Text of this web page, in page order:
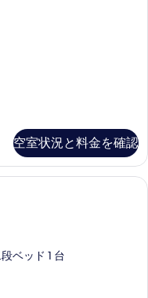
空室状況と料金を確認
ベッドルーム、防音設備、WiFi
ベッド 1 台